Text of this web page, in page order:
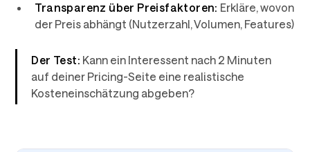
Transparenz über Preisfaktoren: Erkläre, wovon
der Preis abhängt (Nutzerzahl, Volumen, Features)
Der Test: Kann ein Interessent nach 2 Minuten
auf deiner Pricing-Seite eine realistische
Kosteneinschätzung abgeben?